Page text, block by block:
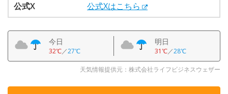
公式X
公式Xはこちら
今日
32℃／27℃
明日
31℃／28℃
天気情報提供元：株式会社ライフビジネスウェザー